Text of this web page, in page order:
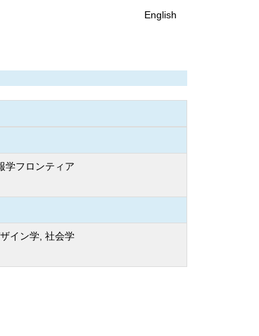
English
学フロンティア
イン学, 社会学